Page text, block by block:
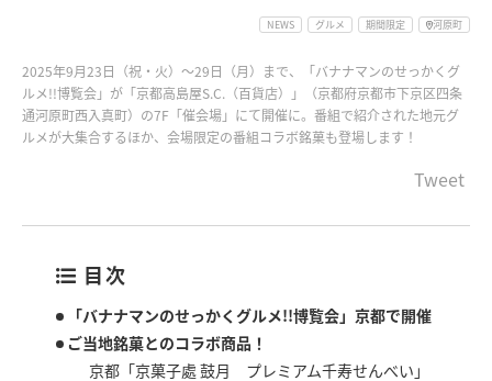
NEWS グルメ 期間限定 河原町
2025年9月23日（祝・火）～29日（月）まで、「バナナマンのせっかくグ
ルメ!!博覧会」が「京都高島屋S.C.（百貨店）」（京都府京都市下京区四条
通河原町西入真町）の7F「催会場」にて開催に。番組で紹介された地元グ
ルメが大集合するほか、会場限定の番組コラボ銘菓も登場します！
Tweet
目次
「バナナマンのせっかくグルメ!!博覧会」京都で開催
ご当地銘菓とのコラボ商品！
京都「京菓子處 鼓月 プレミアム千寿せんべい」